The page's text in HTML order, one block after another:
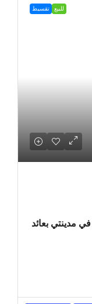
للبيع تقسيط
مدينتي بعائد